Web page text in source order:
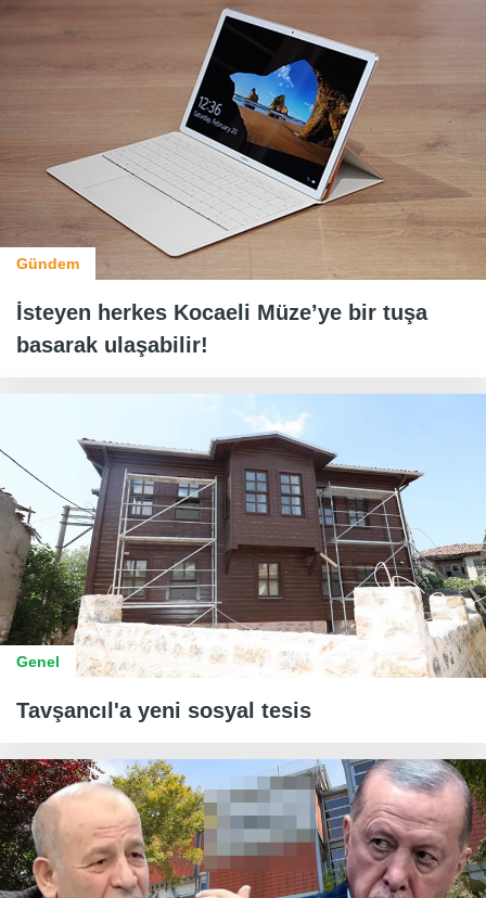
Gündem
İsteyen herkes Kocaeli Müze’ye bir tuşa
basarak ulaşabilir!
Genel
Tavşancıl'a yeni sosyal tesis